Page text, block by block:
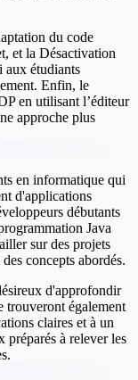
du code
, et la Désactivation
aux étudiants
Enfin, le
en utilisant l’éditeur
approche plus
en informatique qui
d'applications
débutants
Java
sur des projets
concepts abordés.
d'approfondir
trouveront également
claires et à un
préparés à relever les